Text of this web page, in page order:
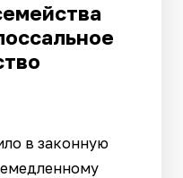
в законную